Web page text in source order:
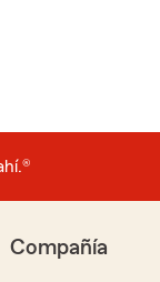
Compañía